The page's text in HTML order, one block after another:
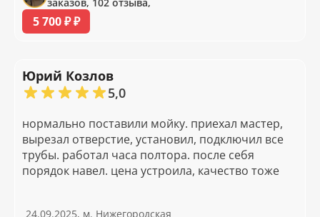
5 700 ₽ ₽
Юрий Козлов
5,0
нормально поставили мойку. приехал мастер,
вырезал отверстие, установил, подключил все
трубы. работал часа полтора. после себя
порядок навел. цена устроила, качество тоже
24.09.2025, м. Нижегородская